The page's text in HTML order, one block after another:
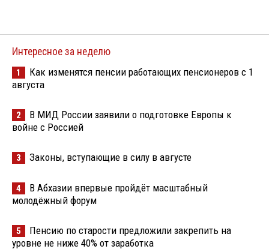
Интересное за неделю
1
Как изменятся пенсии работающих пенсионеров с 1
августа
2
В МИД России заявили о подготовке Европы к
войне с Россией
3 Законы, вступающие в силу в августе
4
В Абхазии впервые пройдёт масштабный
молодёжный форум
5
Пенсию по старости предложили закрепить на
уровне не ниже 40% от заработка